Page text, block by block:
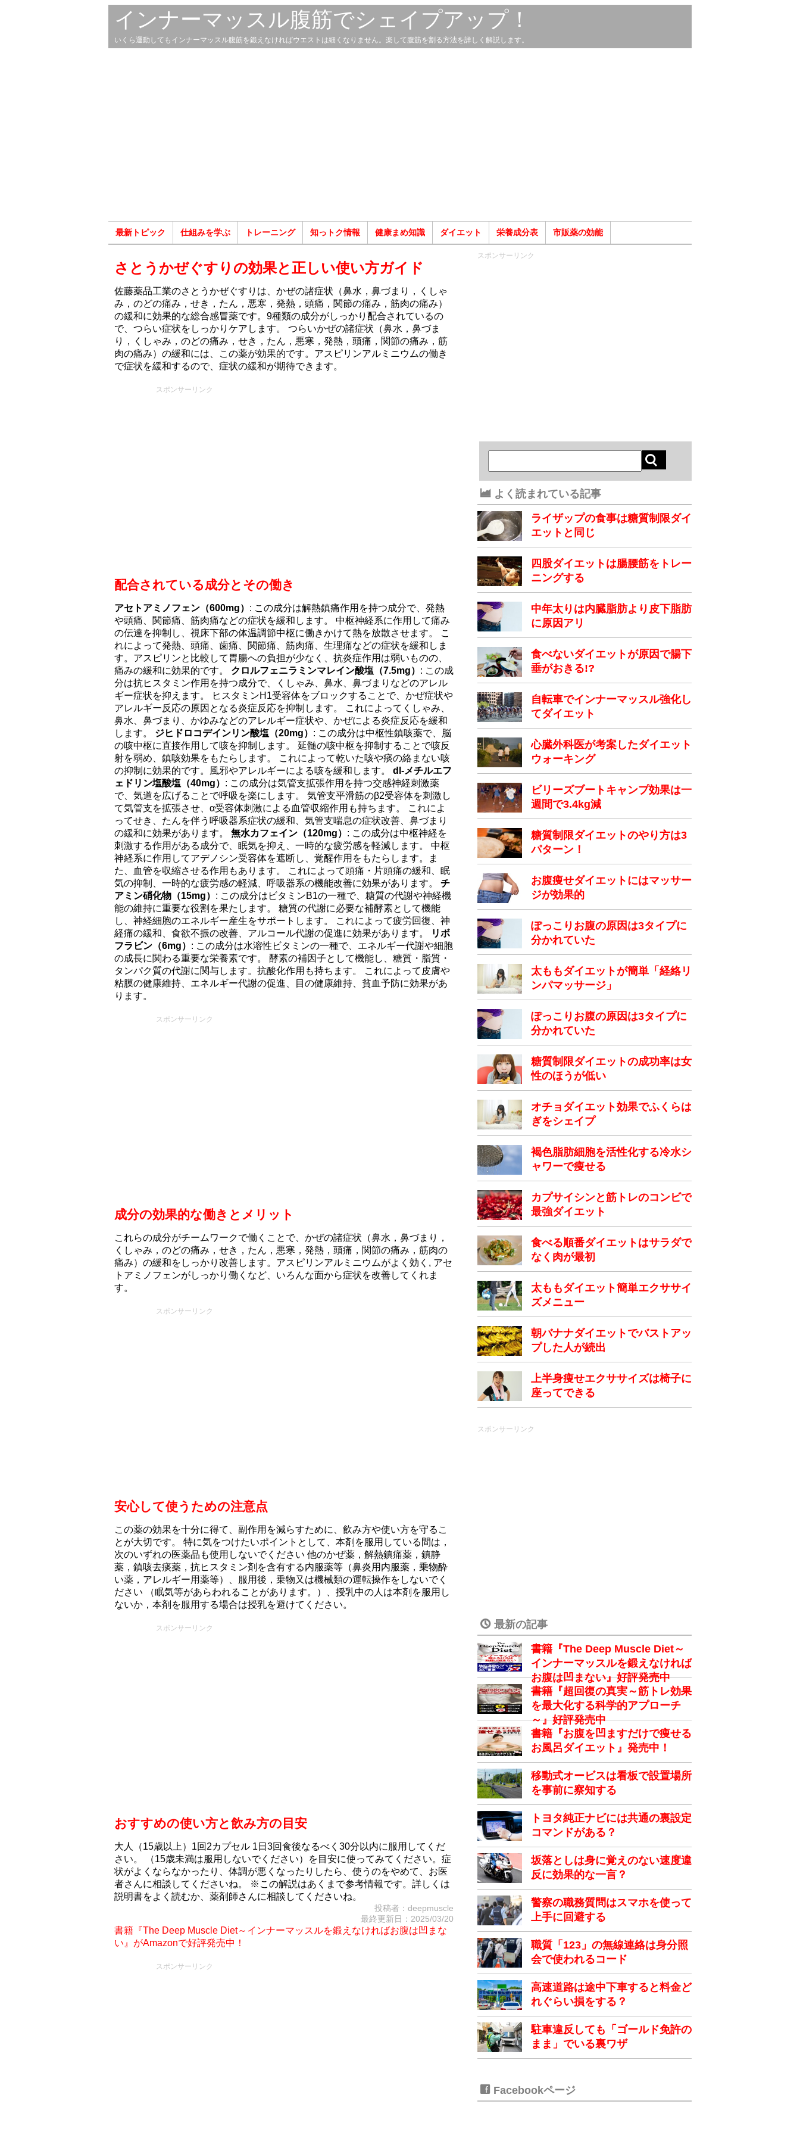
インナーマッスル腹筋でシェイプアップ！
いくら運動してもインナーマッスル腹筋を鍛えなければウエストは細くなりません。楽して腹筋を割る方法を詳しく解説します。
最新トピック 仕組みを学ぶ トレーニング 知っトク情報 健康まめ知識 ダイエット 栄養成分表 市販薬の効能
さとうかぜぐすりの効果と正しい使い方ガイド
佐藤薬品工業のさとうかぜぐすりは、かぜの諸症状（鼻水，鼻づまり，くしゃ
み，のどの痛み，せき，たん，悪寒，発熱，頭痛，関節の痛み，筋肉の痛み）
の緩和に効果的な総合感冒薬です。9種類の成分がしっかり配合されているの
で、つらい症状をしっかりケアします。 つらいかぜの諸症状（鼻水，鼻づま
り，くしゃみ，のどの痛み，せき，たん，悪寒，発熱，頭痛，関節の痛み，筋
肉の痛み）の緩和には、この薬が効果的です。アスピリンアルミニウムの働き
で症状を緩和するので、症状の緩和が期待できます。
スポンサーリンク
配合されている成分とその働き
アセトアミノフェン（600mg） : この成分は解熱鎮痛作用を持つ成分で、発熱
や頭痛、関節痛、筋肉痛などの症状を緩和します。 中枢神経系に作用して痛み
の伝達を抑制し、視床下部の体温調節中枢に働きかけて熱を放散させます。 こ
れによって発熱、頭痛、歯痛、関節痛、筋肉痛、生理痛などの症状を緩和しま
す。アスピリンと比較して胃腸への負担が少なく、抗炎症作用は弱いものの、
痛みの緩和に効果的です。 クロルフェニラミンマレイン酸塩（7.5mg） : この成
分は抗ヒスタミン作用を持つ成分で、くしゃみ、鼻水、鼻づまりなどのアレル
ギー症状を抑えます。 ヒスタミンH1受容体をブロックすることで、かぜ症状や
アレルギー反応の原因となる炎症反応を抑制します。 これによってくしゃみ、
鼻水、鼻づまり、かゆみなどのアレルギー症状や、かぜによる炎症反応を緩和
します。 ジヒドロコデインリン酸塩（20mg） : この成分は中枢性鎮咳薬で、脳
の咳中枢に直接作用して咳を抑制します。 延髄の咳中枢を抑制することで咳反
射を弱め、鎮咳効果をもたらします。 これによって乾いた咳や痰の絡まない咳
の抑制に効果的です。風邪やアレルギーによる咳を緩和します。 dl-メチルエフ
ェドリン塩酸塩（40mg） : この成分は気管支拡張作用を持つ交感神経刺激薬
で、気道を広げることで呼吸を楽にします。 気管支平滑筋のβ2受容体を刺激し
て気管支を拡張させ、α受容体刺激による血管収縮作用も持ちます。 これによ
ってせき、たんを伴う呼吸器系症状の緩和、気管支喘息の症状改善、鼻づまり
の緩和に効果があります。 無水カフェイン（120mg） : この成分は中枢神経を
刺激する作用がある成分で、眠気を抑え、一時的な疲労感を軽減します。 中枢
神経系に作用してアデノシン受容体を遮断し、覚醒作用をもたらします。ま
た、血管を収縮させる作用もあります。 これによって頭痛・片頭痛の緩和、眠
気の抑制、一時的な疲労感の軽減、呼吸器系の機能改善に効果があります。 チ
アミン硝化物（15mg） : この成分はビタミンB1の一種で、糖質の代謝や神経機
能の維持に重要な役割を果たします。 糖質の代謝に必要な補酵素として機能
し、神経細胞のエネルギー産生をサポートします。 これによって疲労回復、神
経痛の緩和、食欲不振の改善、アルコール代謝の促進に効果があります。
リボ
フラビン（6mg） : この成分は水溶性ビタミンの一種で、エネルギー代謝や細胞
の成長に関わる重要な栄養素です。 酵素の補因子として機能し、糖質・脂質・
タンパク質の代謝に関与します。抗酸化作用も持ちます。 これによって皮膚や
粘膜の健康維持、エネルギー代謝の促進、目の健康維持、貧血予防に効果があ
ります。
スポンサーリンク
成分の効果的な働きとメリット
これらの成分がチームワークで働くことで、かぜの諸症状（鼻水，鼻づまり，
くしゃみ，のどの痛み，せき，たん，悪寒，発熱，頭痛，関節の痛み，筋肉の
痛み）の緩和をしっかり改善します。アスピリンアルミニウムがよく効く, アセ
トアミノフェンがしっかり働くなど、いろんな面から症状を改善してくれま
す。
スポンサーリンク
安心して使うための注意点
この薬の効果を十分に得て、副作用を減らすために、飲み方や使い方を守るこ
とが大切です。 特に気をつけたいポイントとして、本剤を服用している間は，
次のいずれの医薬品も使用しないでください 他のかぜ薬，解熱鎮痛薬，鎮静
薬，鎮咳去痰薬，抗ヒスタミン剤を含有する内服薬等（鼻炎用内服薬，乗物酔
い薬，アレルギー用薬等）、服用後，乗物又は機械類の運転操作をしないでく
ださい （眠気等があらわれることがあります。）、授乳中の人は本剤を服用し
ないか，本剤を服用する場合は授乳を避けてください。
スポンサーリンク
おすすめの使い方と飲み方の目安
大人（15歳以上）1回2カプセル 1日3回食後なるべく30分以内に服用してくだ
さい。 （15歳未満は服用しないでください）を目安に使ってみてください。症
状がよくならなかったり、体調が悪くなったりしたら、使うのをやめて、お医
者さんに相談してくださいね。 ※この解説はあくまで参考情報です。詳しくは
説明書をよく読むか、薬剤師さんに相談してくださいね。
投稿者：deepmuscle
最終更新日：2025/03/20
書籍『The Deep Muscle Diet～インナーマッスルを鍛えなければお腹は凹まな
い』がAmazonで好評発売中！
スポンサーリンク
スポンサーリンク
よく読まれている記事
ライザップの食事は糖質制限ダイ
エットと同じ
四股ダイエットは腸腰筋をトレー
ニングする
中年太りは内臓脂肪より皮下脂肪
に原因アリ
食べないダイエットが原因で腸下
垂がおきる!?
自転車でインナーマッスル強化し
てダイエット
心臓外科医が考案したダイエット
ウォーキング
ビリーズブートキャンプ効果は一
週間で3.4kg減
糖質制限ダイエットのやり方は3
パターン！
お腹痩せダイエットにはマッサー
ジが効果的
ぽっこりお腹の原因は3タイプに
分かれていた
太ももダイエットが簡単「経絡リ
ンパマッサージ」
ぽっこりお腹の原因は3タイプに
分かれていた
糖質制限ダイエットの成功率は女
性のほうが低い
オチョダイエット効果でふくらは
ぎをシェイプ
褐色脂肪細胞を活性化する冷水シ
ャワーで痩せる
カプサイシンと筋トレのコンビで
最強ダイエット
食べる順番ダイエットはサラダで
なく肉が最初
太ももダイエット簡単エクササイ
ズメニュー
朝バナナダイエットでバストアッ
プした人が続出
上半身痩せエクササイズは椅子に
座ってできる
スポンサーリンク
最新の記事
書籍『The Deep Muscle Diet～
インナーマッスルを鍛えなければ
お腹は凹まない』好評発売中
書籍『超回復の真実～筋トレ効果
を最大化する科学的アプローチ
～』好評発売中
書籍『お腹を凹ますだけで痩せる
お風呂ダイエット』発売中！
移動式オービスは看板で設置場所
を事前に察知する
トヨタ純正ナビには共通の裏設定
コマンドがある？
坂落としは身に覚えのない速度違
反に効果的な一言？
警察の職務質問はスマホを使って
上手に回避する
職質「123」の無線連絡は身分照
会で使われるコード
高速道路は途中下車すると料金ど
れぐらい損をする？
駐車違反しても「ゴールド免許の
まま」でいる裏ワザ
Facebookページ